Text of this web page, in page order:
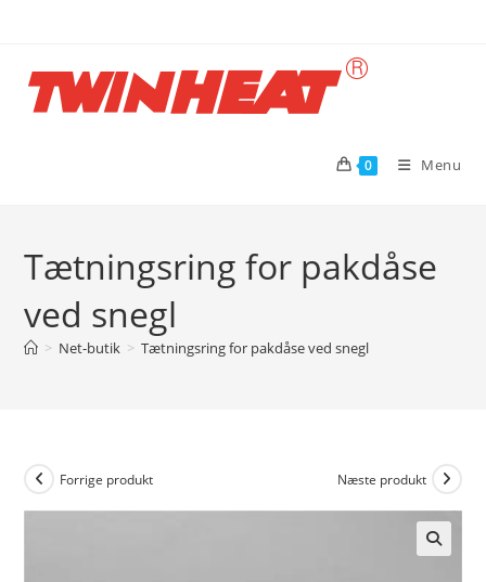
content
0 Menu
Tætningsring for pakdåse
ved snegl
> Net-butik > Tætningsring for pakdåse ved snegl
Forrige produkt Næste produkt